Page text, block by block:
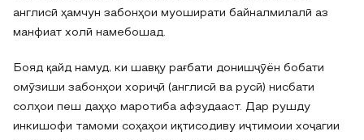
англисӣ ҳамчун забонҳои муоширати байналмилалӣ аз
манфиат холӣ намебошад.
Бояд қайд намуд, ки шавқу рағбати донишҷӯён бобати
омӯзиши забонҳои хориҷӣ (англисӣ ва русӣ) нисбати
солҳои пеш даҳҳо маротиба афзудааст. Дар рушду
инкишофи тамоми соҳаҳои иқтисодиву иҷтимоии хоҷагии